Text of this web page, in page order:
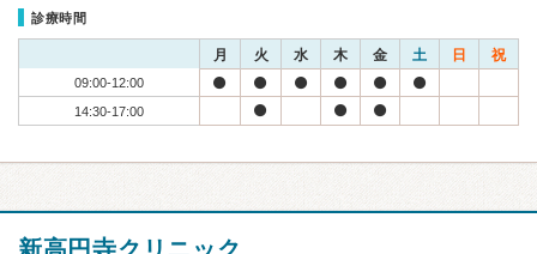
診療時間
月 火 水 木 金 土 日 祝
09:00-12:00
14:30-17:00